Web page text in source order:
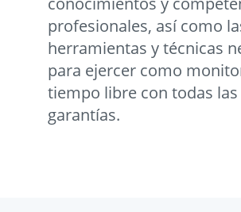
profesionales, así como
herramientas y técnicas
para ejercer como
tiempo libre con todas las
garantías.